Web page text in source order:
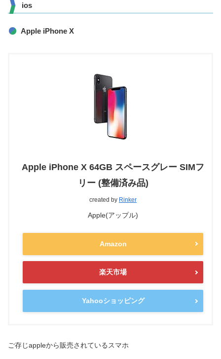
ios
Apple iPhone X
Apple iPhone X 64GB スペースグレー SIMフ
リー (整備済み品)
created by Rinker
Apple(アップル)
Amazon
楽天市場
Yahooショッピング
ご存じappleから販売されているスマホ